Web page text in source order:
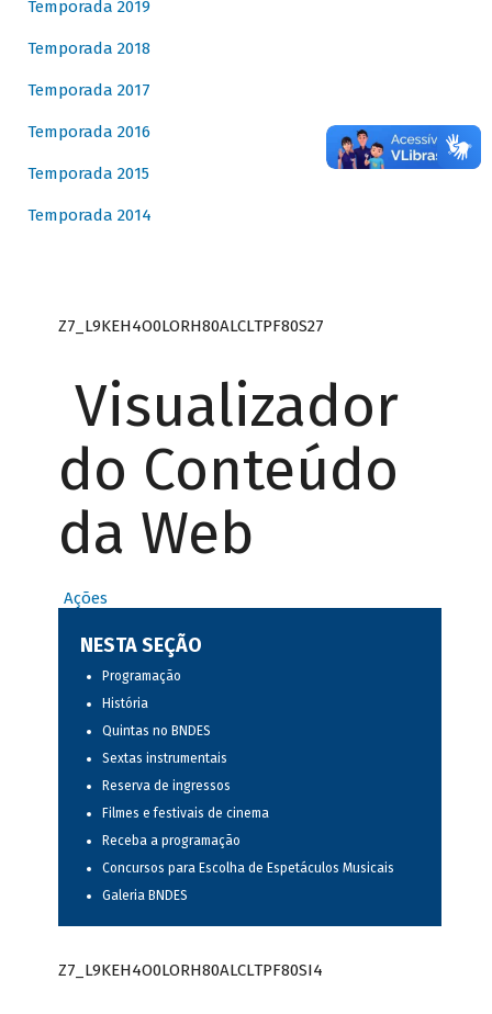
Temporada 2019
Temporada 2018
Temporada 2017
Temporada 2016
Temporada 2015
Temporada 2014
Z7_L9KEH4O0LORH80ALCLTPF80S27
Visualizador
do Conteúdo
da Web
Ações
NESTA SEÇÃO
Programação
História
Quintas no BNDES
Sextas instrumentais
Reserva de ingressos
Filmes e festivais de cinema
Receba a programação
Concursos para Escolha de Espetáculos Musicais
Galeria BNDES
Z7_L9KEH4O0LORH80ALCLTPF80SI4